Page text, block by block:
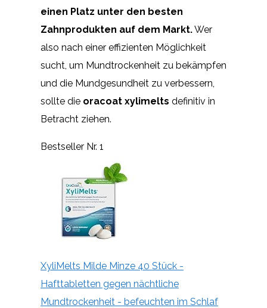
einen Platz unter den besten
Zahnprodukten auf dem Markt.Wer
also nach einer effizienten Möglichkeit
sucht, um Mundtrockenheit zu bekämpfen
und die Mundgesundheit zu verbessern,
sollte die oracoat xylimelts definitiv in
Betracht ziehen.
Bestseller Nr. 1
XyliMelts Milde Minze 40 Stück -
Hafttabletten gegen nächtliche
Mundtrockenheit - befeuchten im Schlaf